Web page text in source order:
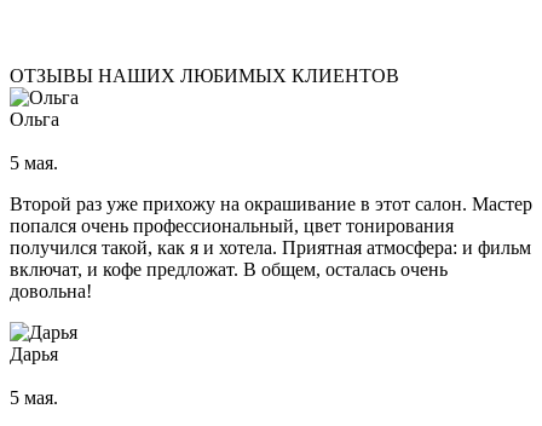
Ботокс для волос
Мелирование волос
Окрашивание волос
Сложное окрашивание волос
ОТЗЫВЫ НАШИХ ЛЮБИМЫХ КЛИЕНТОВ
Ольга
5 мая.
Второй раз уже прихожу на окрашивание в этот салон. Мастер
попался очень профессиональный, цвет тонирования
получился такой, как я и хотела. Приятная атмосфера: и фильм
включат, и кофе предложат. В общем, осталась очень
довольна!
Дарья
5 мая.